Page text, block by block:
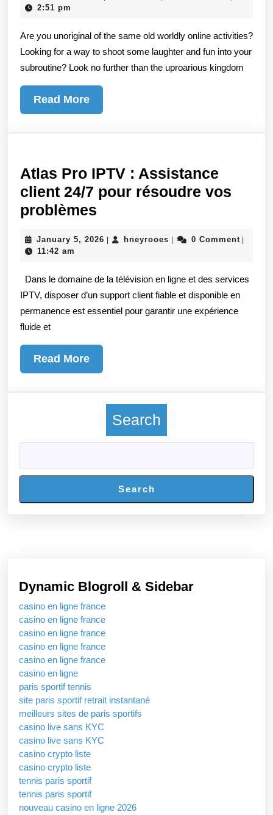
Story
2:51 pm
Are you unoriginal of the same old worldly online activities?
Looking for a way to shoot some laughter and fun into your
subroutine? Look no further than the uproarious kingdom
Read MoreRead
More
Atlas Pro IPTV : Assistance
client 24/7 pour résoudre vos
problèmes
IPTV
Assistance
client
24/7
vos
problèmes
January 5, 2026 Januaryhneyrooes hneyrooes
0 Comment
11:42 am
Dans le domaine de la télévision en ligne et des services
IPTV, disposer d’un support client fiable et disponible en
permanence est essentiel pour garantir une expérience
fluide et
Read MoreRead
More
Search
Search
Dynamic Blogroll & Sidebar
casino en ligne france
casino en ligne france
casino en ligne france
casino en ligne france
casino en ligne france
casino en ligne
paris sportif tennis
site paris sportif retrait instantané
meilleurs sites de paris sportifs
casino live sans KYC
casino live sans KYC
casino crypto liste
casino crypto liste
tennis paris sportif
tennis paris sportif
nouveau casino en ligne 2026